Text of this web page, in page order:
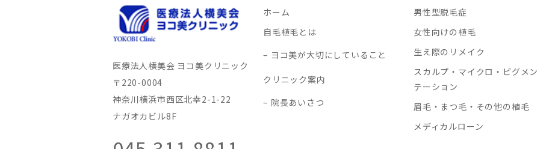
医療法人横美会 ヨコ美クリニック
〒220-0004
神奈川横浜市西区北幸2-1-22
ナガオカビル8F
ホーム
自毛植毛とは
ヨコ美が大切にしていること
クリニック案内
院長あいさつ
男性型脱毛症
女性向けの植毛
生え際のリメイク
スカルプ・マイクロ・ピグメン
テーション
眉毛・まつ毛・その他の植毛
メディカルローン